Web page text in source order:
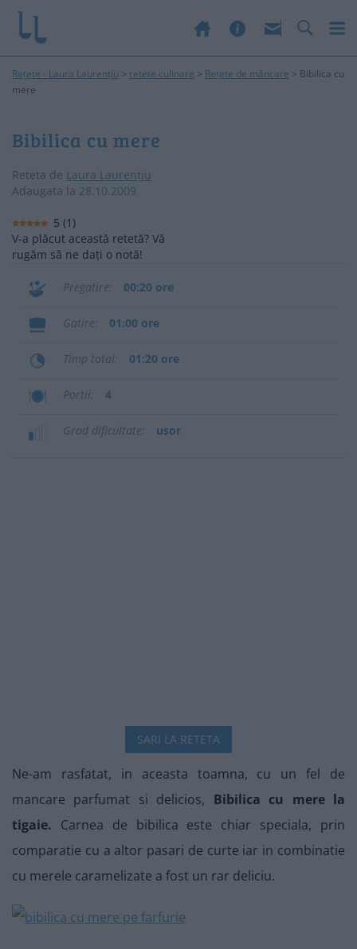
Rețete - Laura Laurențiu > retete culinare > Rețete de mâncare > Bibilica cu
mere
Bibilica cu mere
Reteta de Laura Laurențiu
Adaugata la 28.10.2009
5 (1 )
V-a plăcut această retetă? Vă
rugăm să ne dați o notă!
Pregatire 00:20 ore
Gatire 01:00 ore
Timp total 01:20 ore
Portii 4
Grad dificultate usor
SARI LA RETETA
Ne-am rasfatat, in aceasta toamna, cu un fel de
mancare parfumat si delicios, Bibilica cu mere la
tigaie. Carnea de bibilica este chiar speciala, prin
comparatie cu a altor pasari de curte iar in combinatie
cu merele caramelizate a fost un rar deliciu.